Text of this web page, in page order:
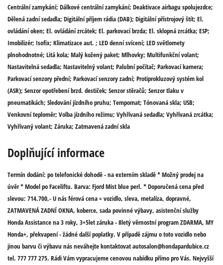
Centrální zamykání; Dálkové centrální zamykání; Deaktivace airbagu spolujezdce;
Dělená zadní sedadla; Digitální příjem rádia (DAB); Digitální přístrojový štít; El.
ovládání oken; El. ovládání zrcátek; El. parkovací brzda; El. sklopná zrcátka; ESP;
Imobilizér; Isofix; Klimatizace aut. ; LED denní svícení; LED světlomety
plnohodnotné; Litá kola; Malý kožený paket; Mlhovky; Multifunkční volant;
Nastavitelná sedadla; Nastavitelný volant; Palubní počítač; Parkovací kamera;
Parkovací senzory přední; Parkovací senzory zadní; Protiprokluzový systém kol
(ASR); Senzor opotřebení brzd. destiček; Senzor stěračů; Senzor tlaku v
pneumatikách; Sledování jízdního pruhu; Tempomat; Tónovaná skla; USB;
Venkovní teploměr; Volba jízdního režimu; Vyhřívaná sedadla; Vyhřívaná zrcátka;
Vyhřívaný volant; Záruka; Zatmavená zadní skla
Doplňující informace
Termín dodání: po telefonické dohodě - na externím skladě * Možný prodej na
úvěr * Model po Faceliftu. Barva: Fjord Mist blue perl. * Doporučená cena před
slevou: 714.700,- U nás férová cena = vozidlo, sleva, metalíza, dopravné,
ZATMAVENÁ ZADNÍ OKNA, koberce, sada povinné výbavy, asistenční služby
Honda Assistance na 3 roky, 3+5let záruka - 8letý věrnostní program ZDARMA, MY
Honda+, překvapení - žádné další poplatky. V případě zájmu o toto vozidlo nebo
jinou barvu či výbavu nás neváhejte kontaktovat autosalon@hondapardubice.cz
tel. 777 777 275. Rádi Vám vypracujeme cenovou nabídku přímo pro Vás. Nejvyšší